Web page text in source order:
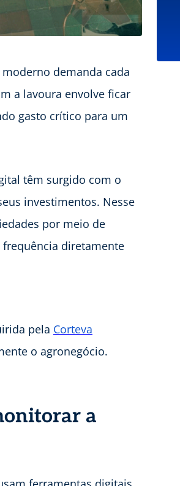
demanda cada
a lavoura envolve ficar
gasto crítico para um
têm surgido com o
investimentos. Nesse
por meio de
diretamente
pela Corteva
o agronegócio.
a